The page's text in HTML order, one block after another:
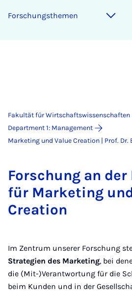
Forschungsthemen
Fakultät für Wirtschaftswissenschaften
Department 1: Management
Marketing und Value Creation | Prof. Dr.
For­schung an
für Mar­ke­ting
Crea­ti­on
Im Zentrum unserer Forschung
Strategien des Marketing, bei
die (Mit-)Verantwortung für die
beim Kunden und in der